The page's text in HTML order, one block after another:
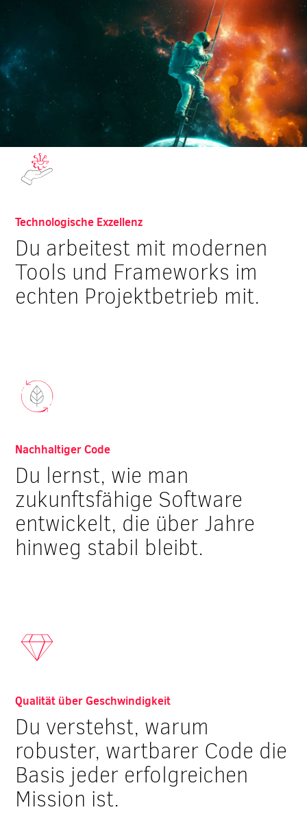
Was dich erwartet:
Technologische Exzellenz
Du arbeitest mit modernen
Tools und Frameworks im
echten Projektbetrieb mit.
Nachhaltiger Code
Du lernst, wie man
zukunftsfähige Software
entwickelt, die über Jahre
hinweg stabil bleibt.
Qualität über Geschwindigkeit
Du verstehst, warum
robuster, wartbarer Code die
Basis jeder erfolgreichen
Mission ist.